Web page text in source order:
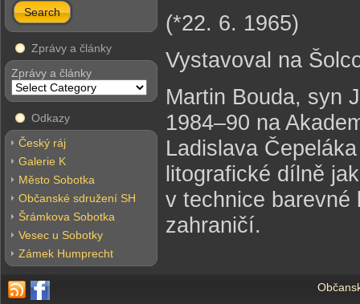
Search
Zprávy a články
Zprávy a články
Odkazy
Český ráj
Galerie K
Město Sobotka
Občanské sdružení SH
Šrámkova Sobotka
Vesec u Sobotky
Zámek Humprecht
(*22. 6. 1965)
Vystavoval na
Martin Bouda, syn
1984–90 na
Ladislava
litografické dílně
v technice barevné
zahraničí.